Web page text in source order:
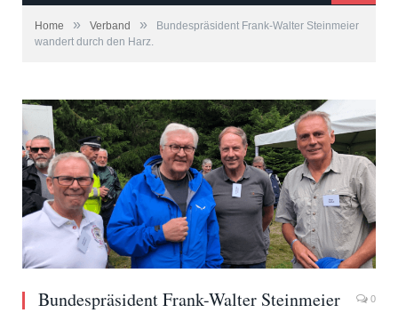
Home » Verband »
Bundespräsident Frank-Walter Steinmeier
wandert durch den Harz.
Bundespräsident Frank-Walter Steinmeier
0